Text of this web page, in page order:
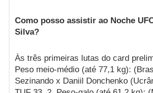
Como posso assistir ao Noche
Silva?
Às três primeiras lutas do card
Peso meio-médio (até 77,1 kg):
Sezinando x Daniil Donchenko